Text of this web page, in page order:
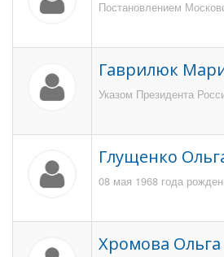
Постановлением
Гаврилюк
Указом Президента
Глущенко
08 мая 1968 года
Хромова